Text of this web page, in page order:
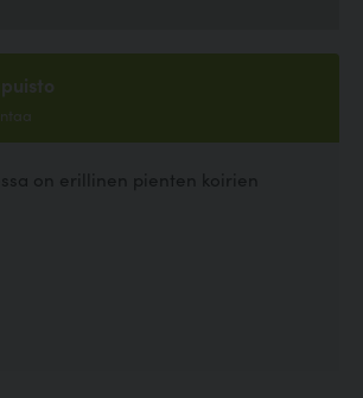
on erillinen pienten koirien